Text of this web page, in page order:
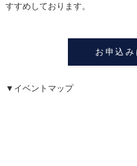
すすめしております。
お申込み
▼イベントマップ